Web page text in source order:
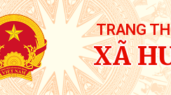
TRANG
XÃ